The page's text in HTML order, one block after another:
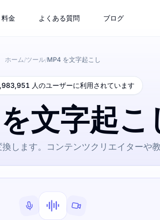
料金 よくある質問 ブログ
ホーム /ツール/MP4 を文字起こし
人のユーザーに利用されています
文字起こ
します。コンテンツクリエイターや教